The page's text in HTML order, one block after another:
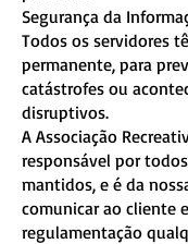
Segurança da
Todos os servidores
permanente, para
catástrofes ou
disruptivos.
A Associação
responsável por
mantidos, e é da
comunicar ao cliente
regulamentação